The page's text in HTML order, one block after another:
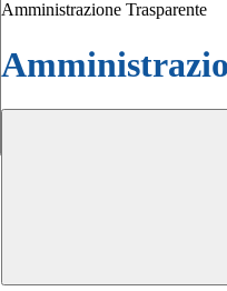
Amministrazione Trasparente